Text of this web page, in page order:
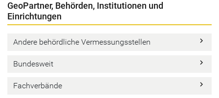
GeoPartner, Behörden, Institutionen und
Einrichtungen
Andere behördliche Vermessungsstellen keyboard_arrow_right
Bundesweit keyboard_arrow_right
Fachverbände keyboard_arrow_right